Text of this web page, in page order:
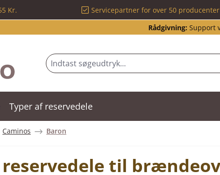
Kr. Servicepartner for over 50 producenter
Rådgivning: Support
Typer af reservedele
Caminos Baron
til